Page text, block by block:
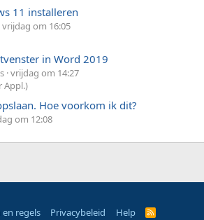
11 installeren
vrijdag om 16:05
in Word 2019
vrijdag om 14:27
Appl.)
Hoe voorkom ik dit?
om 12:08
regels Privacybeleid Help
R